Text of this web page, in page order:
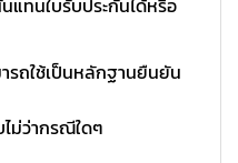
แทนใบรับประกันได้หรือ
รถใช้เป็นหลักฐานยืนยัน
ม่ว่ากรณีใดๆ